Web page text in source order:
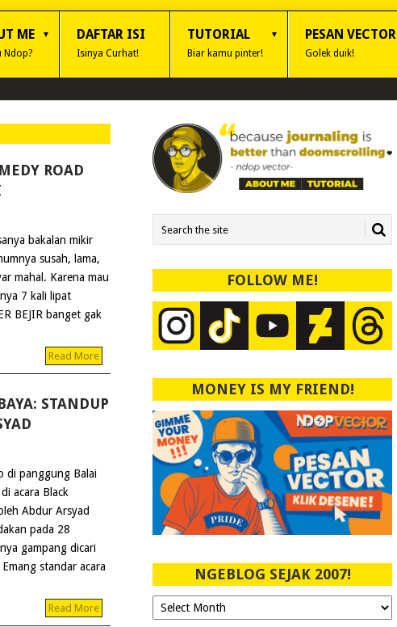
ME
Ndop?
DAFTAR ISI
Isinya Curhat!
TUTORIAL
Biar kamu pinter!
PESAN VECTOR
Golek duik!
ROAD
bakalan mikir
susah, lama,
mahal. Karena mau
7 kali lipat
BEJIR banget gak
Read More
STANDUP
di panggung Balai
acara Black
Abdur Arsyad
pada 28
gampang dicari
standar acara
Read More
FOLLOW ME!
MONEY IS MY FRIEND!
NGEBLOG SEJAK 2007!
Ngeblog
Sejak